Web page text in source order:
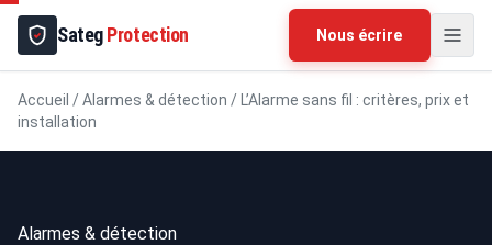
SategProtection Nous écrire
Accueil /Alarmes & détection / L’Alarme sans fil : critères, prix et
installation
Alarmes & détection